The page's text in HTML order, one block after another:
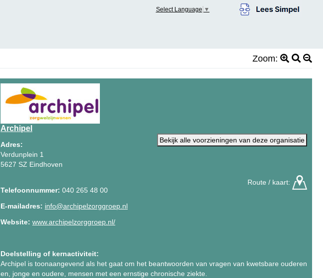
Select Language ▼
Zoom:
Archipel
Bekijk alle voorzieningen van deze organisatie
Adres:
Verdunplein 1
5627 SZ Eindhoven
Route / kaart:
Telefoonnummer: 040 265 48 00
E-mailadres: info@archipelzorggroep.nl
Website: www.archipelzorggroep.nl/
Doelstelling of kernactiviteit:
Archipel is toonaangevend als het gaat om het beantwoorden van vragen van kwetsbare ouderen
en, jonge en oudere, mensen met een ernstige chronische ziekte.